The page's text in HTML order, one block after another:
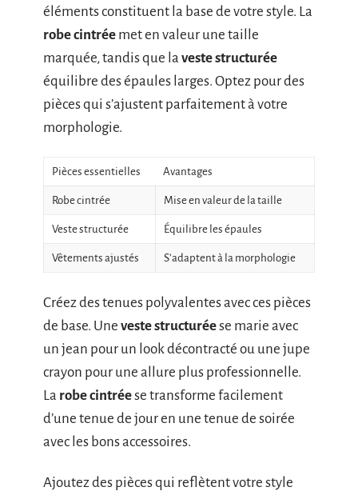
éléments constituent la base de votre style. La
robe cintrée met en valeur une taille
marquée, tandis que la veste structurée
équilibre des épaules larges. Optez pour des
pièces qui s’ajustent parfaitement à votre
morphologie.
Pièces essentielles Avantages
Robe cintrée Mise en valeur de la taille
Veste structurée Équilibre les épaules
Vêtements ajustés S’adaptent à la morphologie
Créez des tenues polyvalentes avec ces pièces
de base. Une veste structuréese marie avec
un jean pour un look décontracté ou une jupe
crayon pour une allure plus professionnelle.
La robe cintréese transforme facilement
d’une tenue de jour en une tenue de soirée
avec les bons accessoires.
Ajoutez des pièces qui reflètent votre style